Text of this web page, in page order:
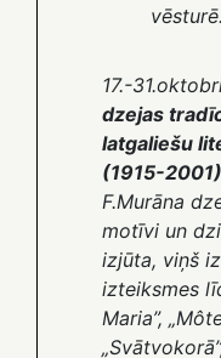
vēsturē.
17.-
dzejas
latgaliešu
(1915-
F.Murāna
motīvi un
izjūta, viņš
izteiksmes
Maria”,